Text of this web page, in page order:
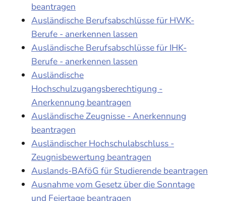
beantragen
Ausländische Berufsabschlüsse für HWK-
Berufe - anerkennen lassen
Ausländische Berufsabschlüsse für IHK-
Berufe - anerkennen lassen
Ausländische
Hochschulzugangsberechtigung -
Anerkennung beantragen
Ausländische Zeugnisse - Anerkennung
beantragen
Ausländischer Hochschulabschluss -
Zeugnisbewertung beantragen
Auslands-BAföG für Studierende beantragen
Ausnahme vom Gesetz über die Sonntage
und Feiertage beantragen